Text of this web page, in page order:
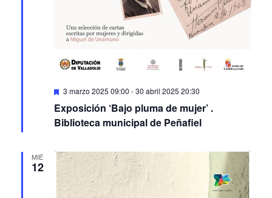
Featured
3 marzo 2025 09:00 -30 abril 2025 20:30
Exposición ‘Bajo pluma de mujer’ .
Biblioteca municipal de Peñafiel
MIÉ
12